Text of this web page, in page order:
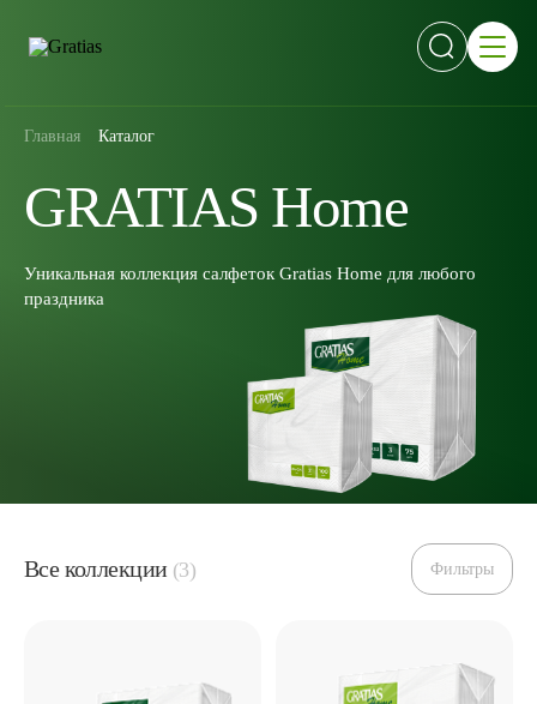
Главная Каталог
GRATIAS Home
Уникальная коллекция салфеток Gratias Home для любого
праздника
Все коллекции (3) Фильтры